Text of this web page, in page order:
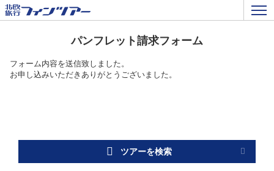
パンフレット請求フォーム
フォーム内容を送信致しました。
お申し込みいただきありがとうございました。
ツアーを検索